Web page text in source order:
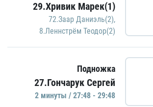
29.Хривик Марек(1)
72.Заар Даниэль(2),
8.Леннстрём Теодор(2)
Подножка
27.Гончарук Сергей
2 минуты / 27:48 - 29:48